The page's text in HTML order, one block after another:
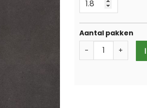
Aantal pakken
-
+